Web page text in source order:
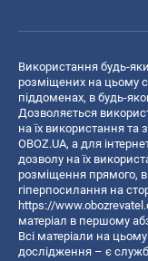
Використання будь-
розміщених на цьому
піддоменах, в будь-
Дозволяється
на їх використання та
OBOZ.UA, а для
дозволу на їх
розміщення прямого,
гіперпосилання на
https://
матеріал в першому
Всі матеріали на цьому
дослідження – є